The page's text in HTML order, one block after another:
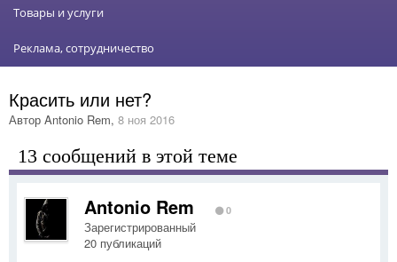
Товары и услуги
Реклама, сотрудничество
Красить или нет?
Автор Antonio Rem, 8 ноя 2016
13 сообщений в этой теме
Antonio Rem 0
Зарегистрированный
20 публикаций